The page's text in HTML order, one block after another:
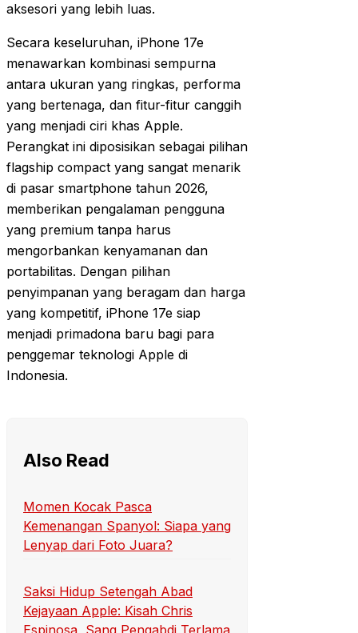
aksesori yang lebih luas.
Secara keseluruhan, iPhone 17e
menawarkan kombinasi sempurna
antara ukuran yang ringkas, performa
yang bertenaga, dan fitur-fitur canggih
yang menjadi ciri khas Apple.
Perangkat ini diposisikan sebagai pilihan
flagship compact yang sangat menarik
di pasar smartphone tahun 2026,
memberikan pengalaman pengguna
yang premium tanpa harus
mengorbankan kenyamanan dan
portabilitas. Dengan pilihan
penyimpanan yang beragam dan harga
yang kompetitif, iPhone 17e siap
menjadi primadona baru bagi para
penggemar teknologi Apple di
Indonesia.
Also Read
Momen Kocak Pasca
Kemenangan Spanyol: Siapa yang
Lenyap dari Foto Juara?
Saksi Hidup Setengah Abad
Kejayaan Apple: Kisah Chris